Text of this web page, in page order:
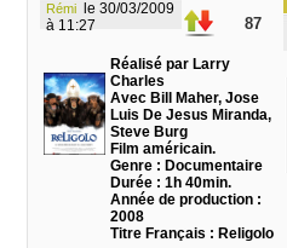
Rémi
à 11:27
87
Réalisé par Larry
Charles
Avec Bill Maher, Jose
Luis De Jesus Miranda,
Steve Burg
Film américain.
Genre : Documentaire
Durée : 1h 40min.
Année de production :
2008
Titre Français : Religolo